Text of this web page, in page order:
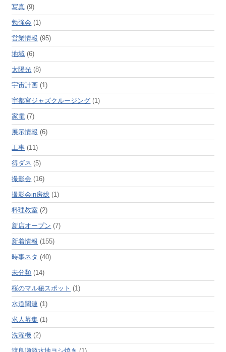
写真 (9)
勉強会 (1)
営業情報 (95)
地域 (6)
太陽光 (8)
宇宙計画 (1)
宇都宮ジャズクルージング (1)
家電 (7)
展示情報 (6)
工事 (11)
得ダネ (5)
撮影会 (16)
撮影会in房総 (1)
料理教室 (2)
新店オープン (7)
新着情報 (155)
時事ネタ (40)
未分類 (14)
桜のマル秘スポット (1)
水道関連 (1)
求人募集 (1)
洗濯機 (2)